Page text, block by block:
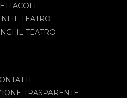
IL TEATRO
IL TEATRO
TRASPARENTE